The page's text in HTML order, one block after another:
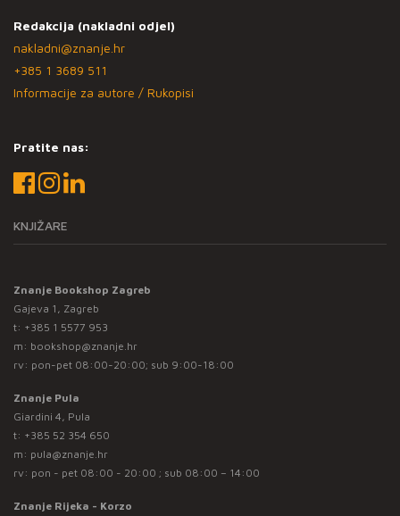
Redakcija (nakladni odjel)
nakladni@znanje.hr
+385 1 3689 511
Informacije za autore / Rukopisi
Pratite nas:
KNJIŽARE
Znanje Bookshop Zagreb
Gajeva 1, Zagreb
t: +385 1 5577 953
m: bookshop@znanje.hr
rv: pon-pet 08:00-20:00; sub 9:00-18:00
Znanje Pula
Giardini 4, Pula
t: +385 52 354 650
m: pula@znanje.hr
rv: pon - pet 08:00 - 20:00 ; sub 08:00 – 14:00
Znanje Rijeka - Korzo